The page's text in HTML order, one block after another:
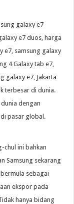
galaxy e7
e7 duos, harga
e7, samsung galaxy
4 Galaxy tab e7,
galaxy e7, Jakarta
terbesar di dunia.
dengan
pasar global.
chul ini bahkan
Samsung sekarang
sebagai
ekspor pada
hanya bidang